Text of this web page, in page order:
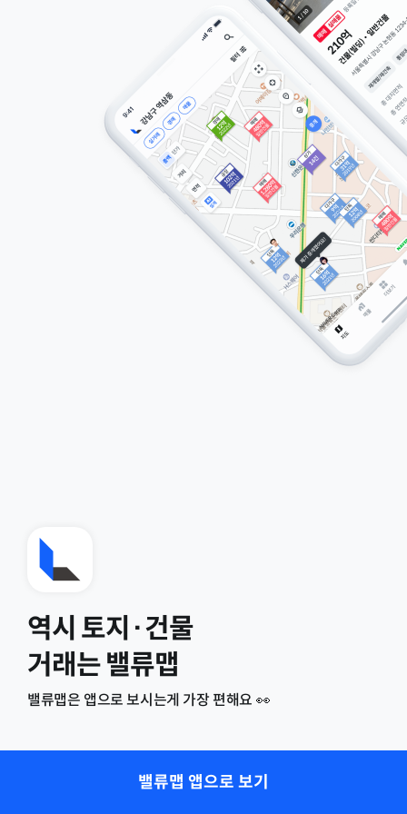
역시 토지·건물
거래는 밸류맵
밸류맵은 앱으로 보시는게 가장 편해요 👀
밸류맵 앱으로 보기